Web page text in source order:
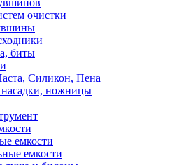
очистки
биты
Силикон, Пена
ножницы
емкости
емкости